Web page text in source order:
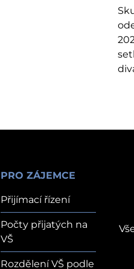
PRO ZÁJEMCE
Přijímací řízení
Počty přijatých na
VŠ
Rozdělení VŠ podle